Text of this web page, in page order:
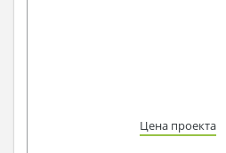
Цена проекта